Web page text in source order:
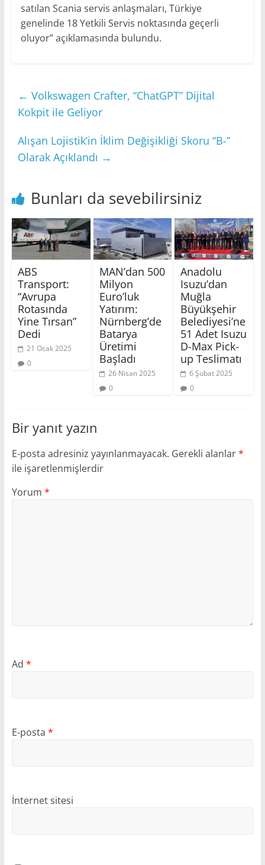
satılan Scania servis anlaşmaları, Türkiye
genelinde 18 Yetkili Servis noktasında geçerli
oluyor” açıklamasında bulundu.
← Volkswagen Crafter, “ChatGPT” Dijital
Kokpit ile Geliyor
Alışan Lojistik’in İklim Değişikliği Skoru “B-”
Olarak Açıklandı →
Bunları da sevebilirsiniz
ABS
Transport:
“Avrupa
Rotasında
Yine Tırsan”
Dedi
21 Ocak 2025
0
MAN’dan 500
Milyon
Euro’luk
Yatırım:
Nürnberg’de
Batarya
Üretimi
Başladı
26 Nisan 2025
0
Anadolu
Isuzu’dan
Muğla
Büyükşehir
Belediyesi’ne
51 Adet Isuzu
D-Max Pick-
up Teslimatı
6 Şubat 2025
0
Bir yanıt yazın
E-posta adresiniz yayınlanmayacak. Gerekli alanlar*
ile işaretlenmişlerdir
Yorum *
Ad *
E-posta *
İnternet sitesi